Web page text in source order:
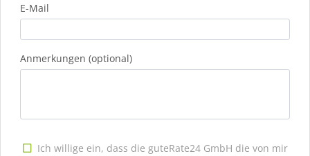
E-Mail
Anmerkungen (optional)
Ich willige ein, dass die guteRate24 GmbH die von mir